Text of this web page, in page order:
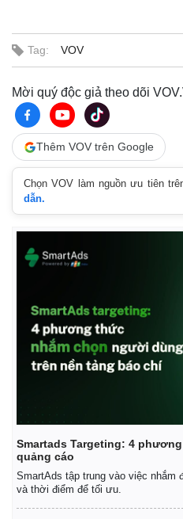
Cuộc sống đó đây
Hồ sơ
Tag: VOV
Mời quý độc giả theo dõi
Thêm VOV trên Google
Chọn VOV làm nguồn ưu tiên
dẫn.
Smartads Targeting: 4
quảng cáo
SmartAds tập trung vào việc nhắm
và thời điểm để tối ưu.